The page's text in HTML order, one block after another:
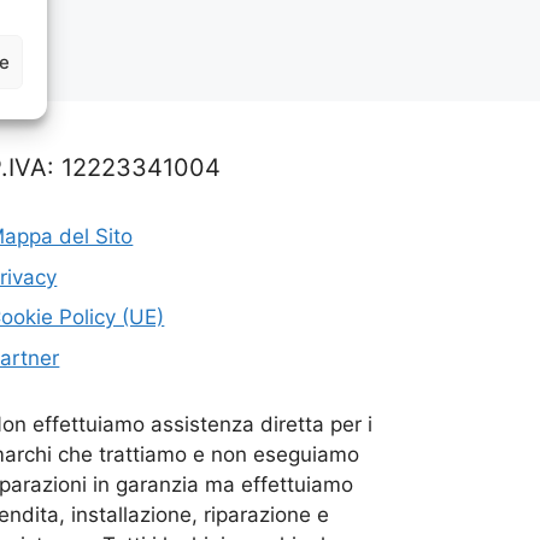
12223341004
del Sito
Policy (UE)
effettuiamo assistenza diretta per i
che trattiamo e non eseguiamo
in garanzia ma effettuiamo
installazione, riparazione e